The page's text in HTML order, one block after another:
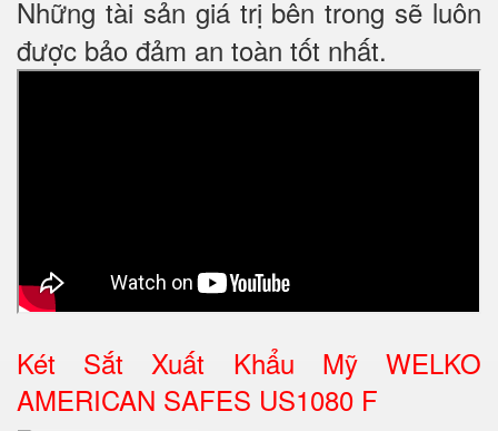
Những tài sản giá trị bên trong sẽ luôn
được bảo đảm an toàn tốt nhất.
Két Sắt Xuất Khẩu Mỹ WELKO
AMERICAN SAFES US1080 F